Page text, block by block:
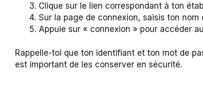
Clique sur le lien correspondant à ton
Sur la page de connexion, saisis ton nom
Appuie sur « connexion » pour accéder
Rappelle-toi que ton identifiant et ton mot de
est important de les conserver en sécurité.